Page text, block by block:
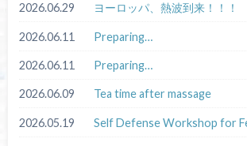
2026.06.29 ヨーロッパ、熱波到来！！！
2026.06.11 Preparing…
2026.06.11 Preparing…
2026.06.09 Tea time after massage
2026.05.19 Self Defense Workshop for